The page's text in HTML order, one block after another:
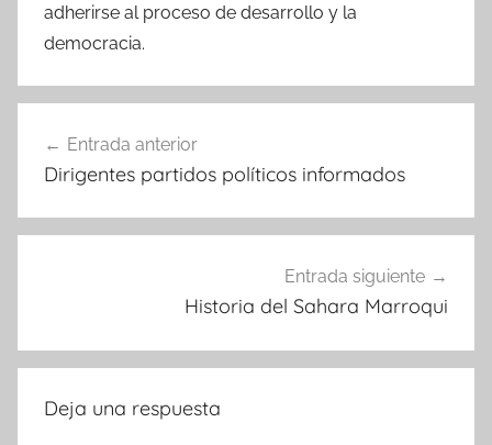
adherirse al proceso de desarrollo y la
democracia.
de
Entrada anterior
Dirigentes partidos políticos informados
Entrada siguiente
Historia del Sahara Marroqui
Deja una respuesta